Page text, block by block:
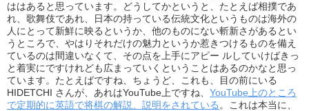
ははあると思っています。どうしてかというと、たとえば相撲であ
れ、歌舞伎であれ、日本の持っている伝統文化というものは海外の
人にとって新鮮に映るというか、他のものにない斬新さがあるとい
うところで、やはりそれだけの魅力というか惹きつけるものを備え
ているのは間違いなくて、その点を上手にアピー ルしていけばきっ
と着実にですけれども広まっていくということはあるのかなと思っ
ています。たとえばですね、ちょうど、これも、目の前にいる
HIDETCHI さんが、あれはYouTube上ですね、 YouTube上のところ
で定期的に英語で将棋の解説、説明をされている 。これは本当に、